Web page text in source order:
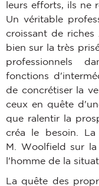
leurs efforts, ils ne
Un véritable
croissant de
bien sur la très
professionnels
fonctions
de concrétiser la
ceux en quête
que ralentir la
créa le besoin.
M. Woolfield sur
l'homme de la
La quête des